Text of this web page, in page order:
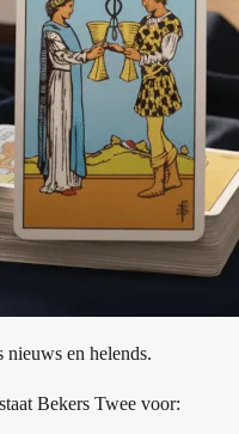
nieuws en helends.
Bekers Twee voor: